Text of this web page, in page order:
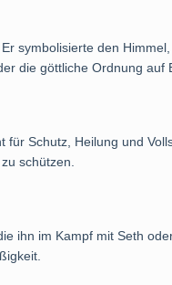
symbolisierte den
die göttliche Ordnung auf
Schutz, Heilung und
schützen.
ihn im Kampf mit Seth